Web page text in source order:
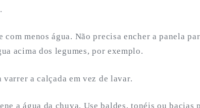
com menos água. Não precisa encher a panela
acima dos legumes, por exemplo.
varrer a calçada em vez de lavar.
a água da chuva. Use baldes, tonéis ou bacias